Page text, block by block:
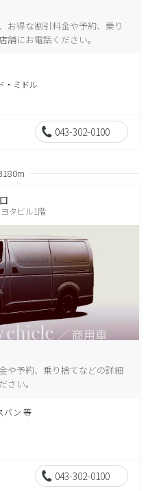
お得な割引料金や予約、乗り
にお電話ください。
・ミドル
043-302-0100
タビル1階
や予約、乗り捨てなどの詳細
い。
バン 等
043-302-0100